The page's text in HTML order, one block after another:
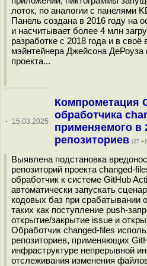
лоток, по аналогии с панелями
Панель создана в 2016 году на
и насчитывает более 4 млн
разработке с 2018 года и в
мэйнтейнера Джейсона ДеРоуза
проекта...
· 15.03.2025
Компрометация
обработчика
применяемого в
репозиториев (37
Выявлена подстановка
репозиторий проекта changed-
обработчик к системе GitHub
автоматически запускать
кодовых баз при срабатывании
таких как поступление push-
открытие/закрытие issue и
Обработчик changed-files
репозиториев, применяющих
инфраструктуре непрерывной
отслеживания изменения